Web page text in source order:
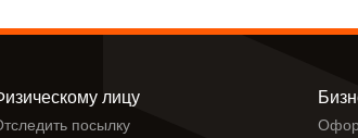
лицу
посылку